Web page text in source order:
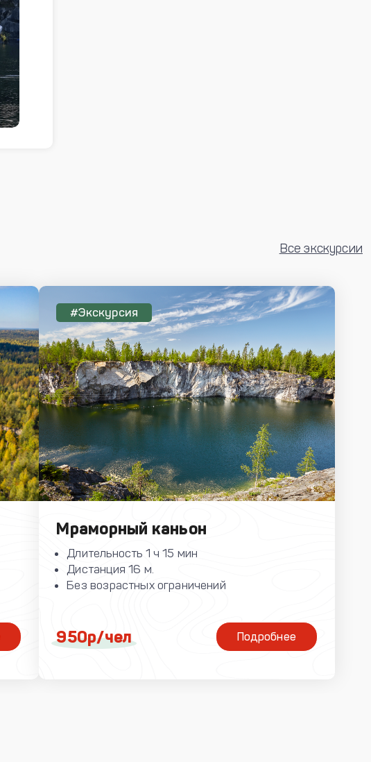
Все экскурсии
#Экскурсия
Мраморный каньон
Длительность 1 ч 15 мин
Дистанция 16 м.
Без возрастных ограничений
950р/чел Подробнее